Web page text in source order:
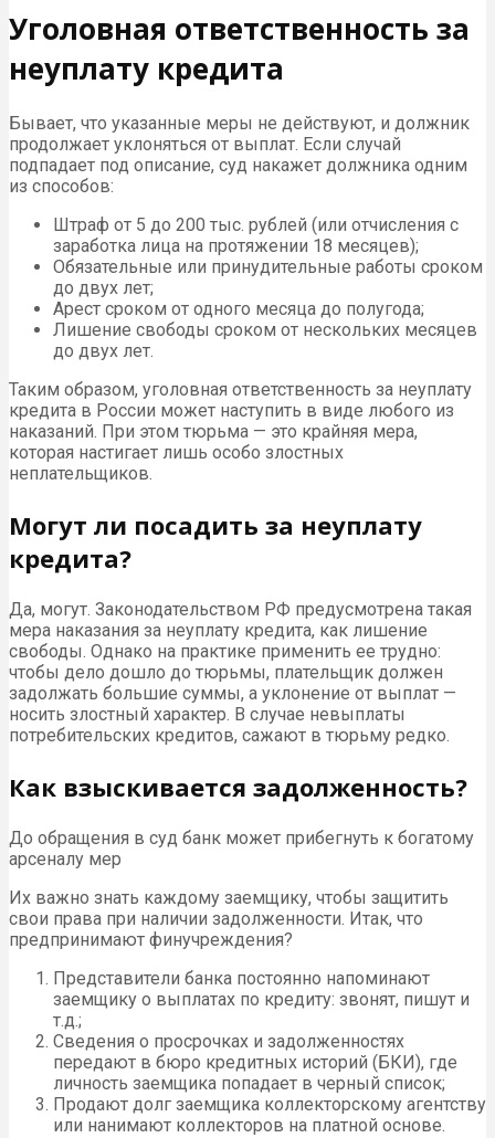
Уголовная ответственность за
неуплату кредита
Бывает, что указанные меры не действуют, и должник
продолжает уклоняться от выплат. Если случай
подпадает под описание, суд накажет должника одним
из способов:
Штраф от 5 до 200 тыс. рублей (или отчисления с
заработка лица на протяжении 18 месяцев);
Обязательные или принудительные работы сроком
до двух лет;
Арест сроком от одного месяца до полугода;
Лишение свободы сроком от нескольких месяцев
до двух лет.
Таким образом, уголовная ответственность за неуплату
кредита в России может наступить в виде любого из
наказаний. При этом тюрьма — это крайняя мера,
которая настигает лишь особо злостных
неплательщиков.
Могут ли посадить за неуплату
кредита?
Да, могут. Законодательством РФ предусмотрена такая
мера наказания за неуплату кредита, как лишение
свободы. Однако на практике применить ее трудно:
чтобы дело дошло до тюрьмы, плательщик должен
задолжать большие суммы, а уклонение от выплат —
носить злостный характер. В случае невыплаты
потребительских кредитов, сажают в тюрьму редко.
Как взыскивается задолженность?
До обращения в суд банк может прибегнуть к богатому
арсеналу мер
Их важно знать каждому заемщику, чтобы защитить
свои права при наличии задолженности. Итак, что
предпринимают финучреждения?
Представители банка постоянно напоминают
заемщику о выплатах по кредиту: звонят, пишут и
т.д.;
Сведения о просрочках и задолженностях
передают в бюро кредитных историй (БКИ), где
личность заемщика попадает в черный список;
Продают долг заемщика коллекторскому агентству
или нанимают коллекторов на платной основе.